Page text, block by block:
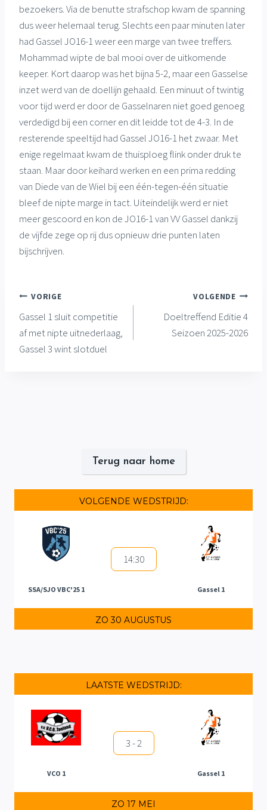
bezoekers. Via de benutte strafschop kwam de spanning
dus weer helemaal terug. Slechts een paar minuten later
had Gassel JO16-1 weer een marge van twee treffers.
Mohammad wipte de bal mooi over de uitkomende
keeper. Kort daarop was het bijna 5-2, maar een Gasselse
inzet werd van de doellijn gehaald. Een minuut of twintig
voor tijd werd er door de Gasselnaren niet goed genoeg
verdedigd bij een corner en dit leidde tot de 4-3. In de
resterende speeltijd had Gassel JO16-1 het zwaar. Met
enige regelmaat kwam de thuisploeg flink onder druk te
staan. Maar door keihard werken en een prima redding
van Diede van de Wiel bij een één-tegen-één situatie
bleef de nipte marge in tact. Uiteindelijk werd er niet
meer gescoord en kon de JO16-1 van VV Gassel dankzij
de vijfde zege op rij dus opnieuw drie punten laten
bijschrijven.
Bericht
navigatie
VORIGE
Gassel 1 sluit competitie
af met nipte uitnederlaag,
Gassel 3 wint slotduel
VOLGENDE
Doeltreffend Editie 4
Seizoen 2025-2026
Terug naar home
VOLGENDE WEDSTRIJD:
SSA/SJO VBC'25 1
14:30
Gassel 1
ZO 30 AUGUSTUS
LAATSTE WEDSTRIJD:
VCO 1
3 - 2
Gassel 1
ZO 17 MEI